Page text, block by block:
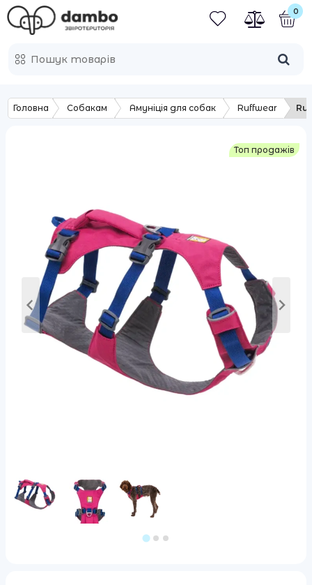
0
Головна Собакам Амуніція для собак Ruffwear
Топ продажів
Топ продажів
Топ продажів